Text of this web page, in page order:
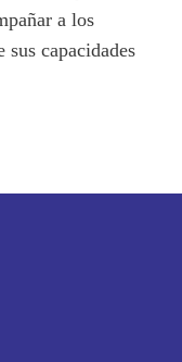
a los
capacidades